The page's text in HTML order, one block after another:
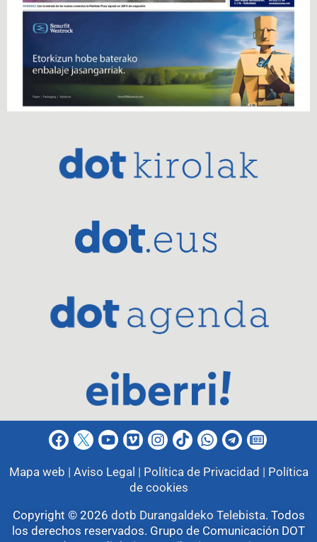
Mapa web | Aviso Legal | Política de Privacidad | Política
de cookies
Copyright © 2026 dotb Durangaldeko Telebista. Todos
los derechos reservados. Grupo de Comunicación DOT